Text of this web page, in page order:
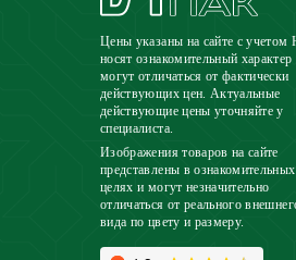
Цены указаны на сайте с
носят ознакомительный характер
могут отличаться от фактически
действующих цен. Актуальные
действующие цены уточняйте у
специалиста.
Изображения товаров на сайте
представлены в ознакомительных
целях и могут незначительно
отличаться от реального
вида по цвету и размеру.